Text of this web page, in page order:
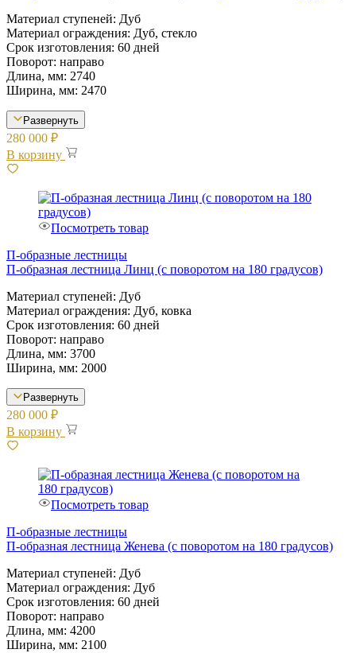
Материал ступеней: Дуб
Материал ограждения: Дуб, стекло
Срок изготовления: 60 дней
Поворот: направо
Длина, мм: 2740
Ширина, мм: 2470
Развернуть
280 000 ₽
В корзину
Посмотреть товар
П-образные лестницы
П-образная лестница Линц (с поворотом на 180 градусов)
Материал ступеней: Дуб
Материал ограждения: Дуб, ковка
Срок изготовления: 60 дней
Поворот: направо
Длина, мм: 3700
Ширина, мм: 2000
Развернуть
280 000 ₽
В корзину
Посмотреть товар
П-образные лестницы
П-образная лестница Женева (с поворотом на 180 градусов)
Материал ступеней: Дуб
Материал ограждения: Дуб
Срок изготовления: 60 дней
Поворот: направо
Длина, мм: 4200
Ширина, мм: 2100